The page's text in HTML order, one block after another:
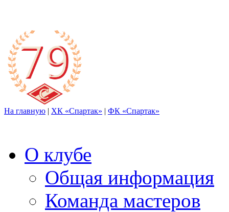
На главную | ХК «Спартак» | ФК «Спартак»
О клубе
Общая информация
Команда мастеров